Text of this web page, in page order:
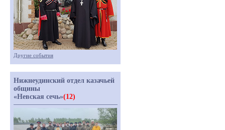
Другие события
Нижнеудинский отдел казачьей
общины
«Невская сечь»(12)